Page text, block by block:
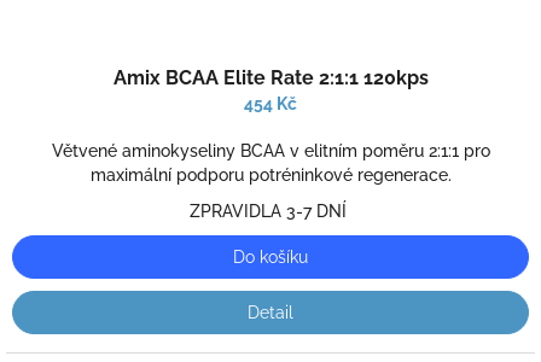
hodnocení
produktu
5,0
z
hvězdiček.
Amix BCAA Elite Rate 2:1:1 120kps
454 Kč
Větvené aminokyseliny BCAA v elitním poměru 2:1:1 pro
maximální podporu potréninkové regenerace.
ZPRAVIDLA 3-7 DNÍ
Do košíku
Detail